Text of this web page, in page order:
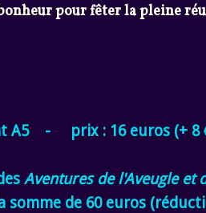
pour fêter la pleine
A5 - prix : 16 euros (+ 8
Aventures de l'Aveugle et
somme de 60 euros